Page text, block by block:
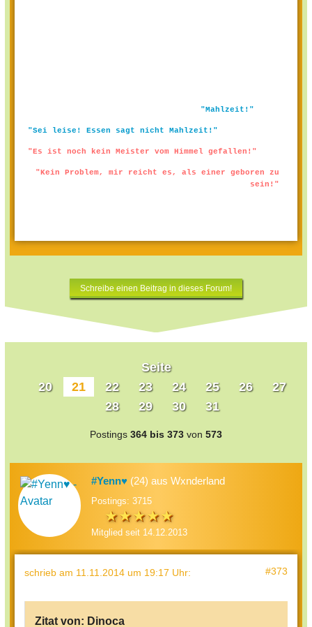
"Mahlzeit!"
"Sei leise! Essen sagt nicht Mahlzeit!"
"Es ist noch kein Meister vom Himmel gefallen!"
"Kein Problem, mir reicht es, als einer geboren zu
sein!"
Schreibe einen Beitrag in dieses Forum!
Seite
20
21 22 23 24 25 26
27
28
29 30 31
Postings 364 bis 373 von 573
#Yenn♥ (24) aus Wxnderland
Postings: 3715
Mitglied seit 14.12.2013
schrieb am 11.11.2014 um 19:17 Uhr: #373
Zitat von: Dinoca